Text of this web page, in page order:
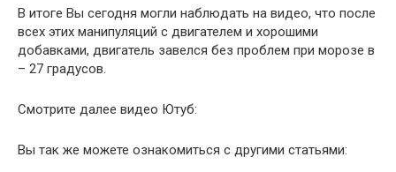
В итоге Вы сегодня могли наблюдать на видео, что после
всех этих манипуляций с двигателем и хорошими
добавками, двигатель завелся без проблем при морозе в
– 27 градусов.
Смотрите далее видео Ютуб:
Вы так же можете ознакомиться с другими статьями: